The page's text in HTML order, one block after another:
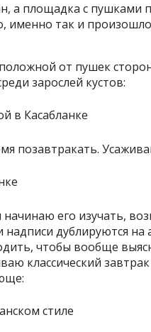
а площадка с пушками
именно так и
от пушек
зарослей кустов:
позавтракать.
его изучать,
дублируются на
чтобы вообще
классический